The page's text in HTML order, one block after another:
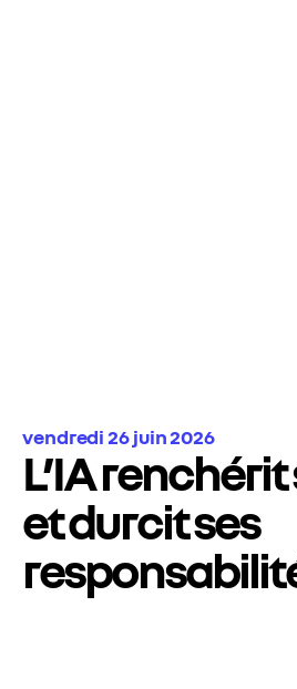
vendredi 26 juin 2026
L’IA
et durcit ses